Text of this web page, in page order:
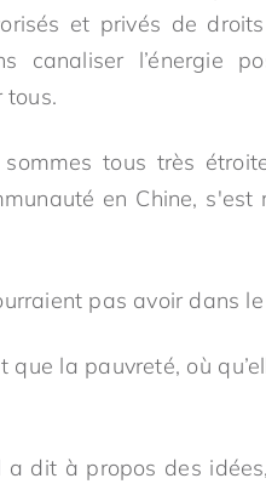
et privés de
canaliser l’énergie
tous.
tous très
en Chine, s'est
pas avoir dans
la pauvreté, où
a dit à propos des